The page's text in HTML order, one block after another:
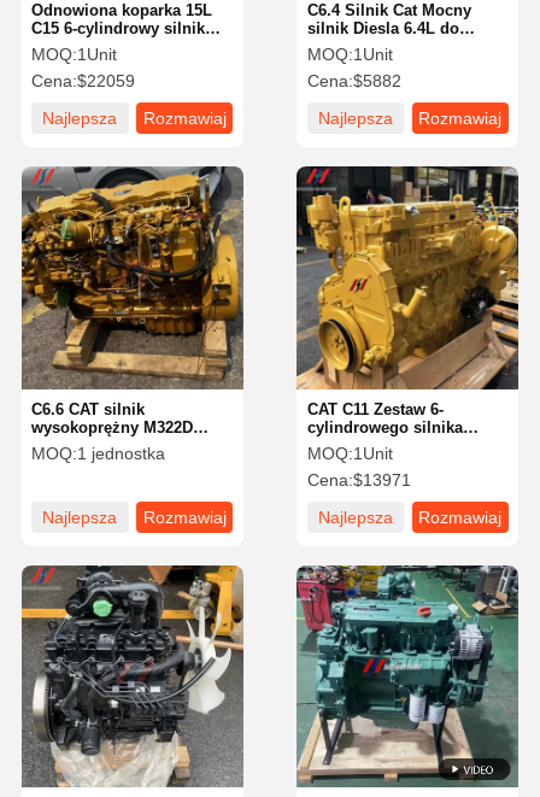
Strona
Główna
Produkty Pokaz VR O Nas
C6.4 Silnik Cat Mocny
silnik Diesla 6.4L do
maszyn budowlanych
MOQ:1Unit
Cena:$5882
Najlepsza
Rozmawiaj
Odnowiona koparka 15L
C15 6-cylindrowy silnik
wysokoprężny do maszyn
przemysłowych
MOQ:1Unit
Cena:$22059
Najlepsza
Rozmawiaj
CAT C11 Zestaw 6-
cylindrowego silnika
wysokoprężnego, 11,1L
Turbodoładowarka
Wymiana silnika
przemysłowego
MOQ:1Unit
Cena:$13971
Najlepsza
Rozmawiaj
C6.6 CAT silnik
wysokoprężny M322D
Ekskawator 6-cylindrowy
silnik wysokoprężny turbo
MOQ:1 jednostka
Najlepsza
Rozmawiaj